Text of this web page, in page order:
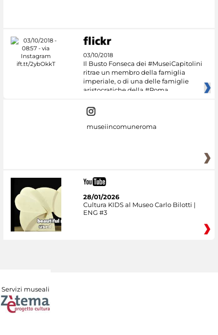
03/10/2018
Il Busto Fonseca dei #MuseiCapitolini
ritrae un membro della famiglia
imperiale, o di una delle famiglie
aristocratiche della #Roma
museiincomuneroma
28/01/2026
Cultura KIDS al Museo Carlo Bilotti |
ENG #3
Servizi museali